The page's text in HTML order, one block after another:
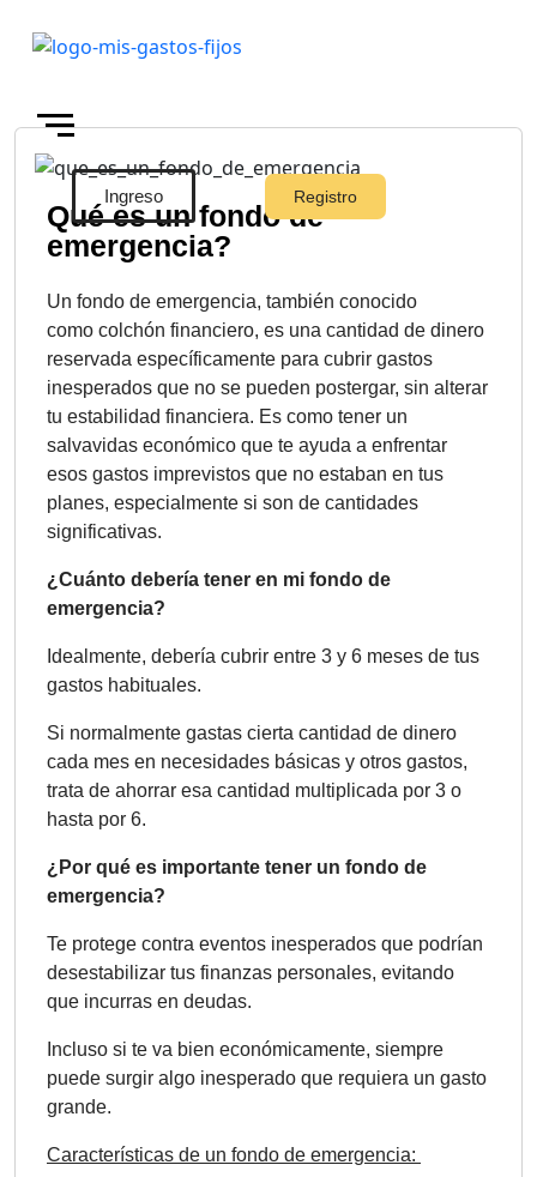
Ingreso Registro
Skip to main content
Qué es un fondo de
emergencia?
Un fondo de emergencia, también conocido
como colchón financiero, es una cantidad de dinero
reservada específicamente para cubrir gastos
inesperados que no se pueden postergar, sin alterar
tu estabilidad financiera. Es como tener un
salvavidas económico que te ayuda a enfrentar
esos gastos imprevistos que no estaban en tus
planes, especialmente si son de cantidades
significativas.
¿Cuánto debería tener en mi fondo de
emergencia?
Idealmente, debería cubrir entre 3 y 6 meses de tus
gastos habituales.
Si normalmente gastas cierta cantidad de dinero
cada mes en necesidades básicas y otros gastos,
trata de ahorrar esa cantidad multiplicada por 3 o
hasta por 6.
¿Por qué es importante tener un fondo de
emergencia?
Te protege contra eventos inesperados que podrían
desestabilizar tus finanzas personales, evitando
que incurras en deudas.
Incluso si te va bien económicamente, siempre
puede surgir algo inesperado que requiera un gasto
grande.
Características de un fondo de emergencia: